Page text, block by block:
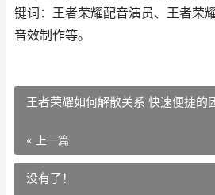
键词：王者荣耀配音演员、王者荣
音效制作等。
王者荣耀如何解散关系 快速便捷的
« 上一篇
没有了！